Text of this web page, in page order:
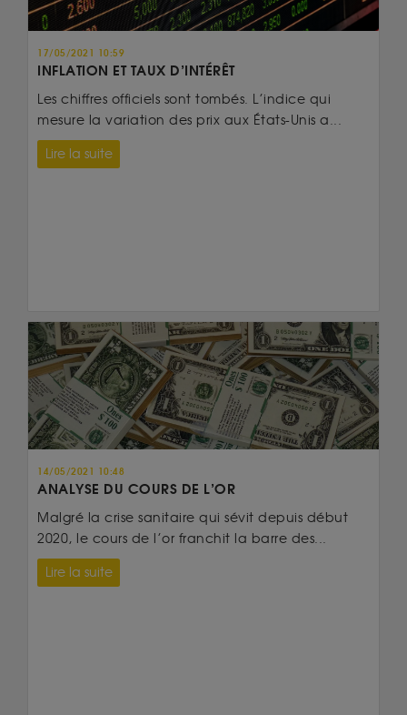
17/05/2021 10:59
INFLATION ET TAUX D’INTÉRÊT
Les chiffres officiels sont tombés. L’indice qui
mesure la variation des prix aux États-Unis a...
Lire la suite
14/05/2021 10:48
ANALYSE DU COURS DE L’OR
Malgré la crise sanitaire qui sévit depuis début
2020, le cours de l’or franchit la barre des...
Lire la suite